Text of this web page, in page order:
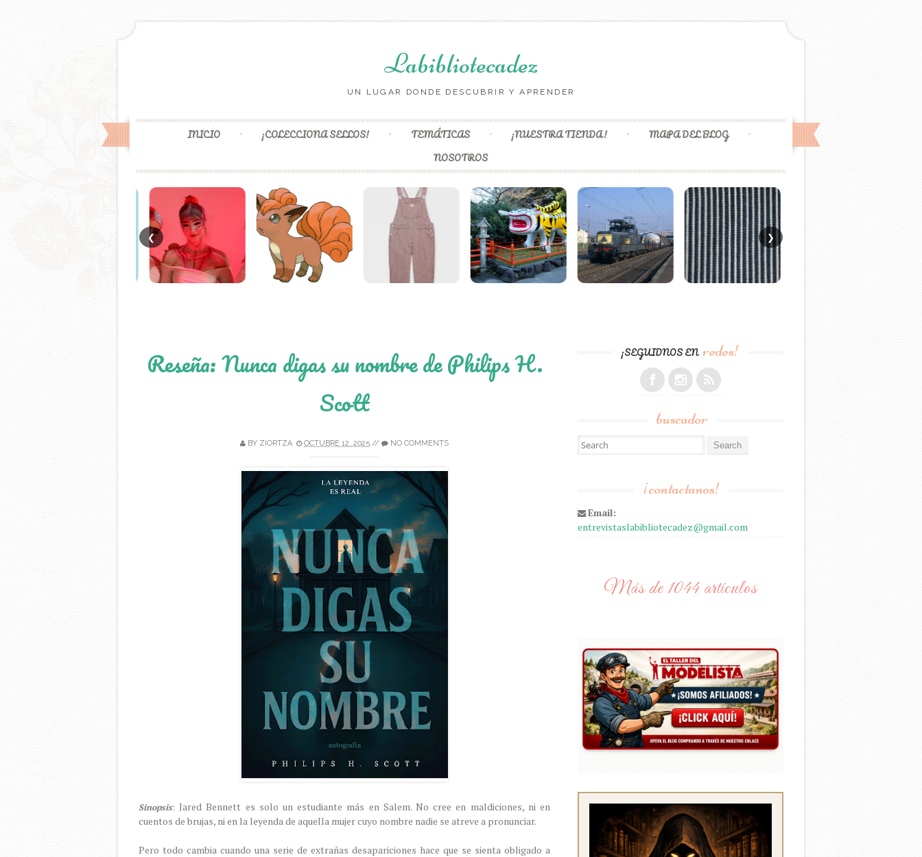
Labibliotecadez
UN LUGAR DONDE DESCUBRIR Y APRENDER
INICIO ¡COLECCIONA SELLOS! TEMÁTICAS ¡NUESTRA TIENDA!
MAPA DEL BLOG
NOSOTROS
❮ ❯
Reseña: Nunca digas su nombre de Philips H.
Scott
BY ZIORTZA OCTUBRE 12, 2025 // NO COMMENTS
Sinopsis: Jared Bennett es solo un estudiante más en Salem. No cree en maldiciones, ni en
cuentos de brujas, ni en la leyenda de aquella mujer cuyo nombre nadie se atreve a pronunciar.
Pero todo cambia cuando una serie de extrañas desapariciones hace que se sienta obligado a
¡SEGUIDNOS ENredes!
buscador
Search for:
¡contactanos!
Email:
entrevistaslabibliotecadez@gmail.com
Más de 1044 artículos